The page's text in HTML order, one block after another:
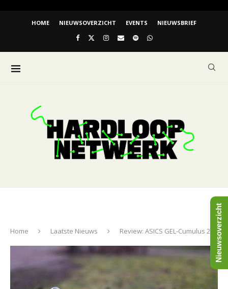
HOME NIEUWSOVERZICHT EVENTS NIEUWSBRIEF
Home Laatste Nieuws Review: ASICS GEL-Cumulus 28 Nieuwsoverzicht